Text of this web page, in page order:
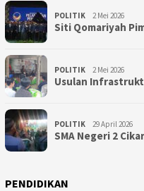
POLITIK 2 Mei 2026
Siti Qomariyah
POLITIK 2 Mei 2026
Usulan
POLITIK 29 April 2026
SMA Negeri 2
PENDIDIKAN